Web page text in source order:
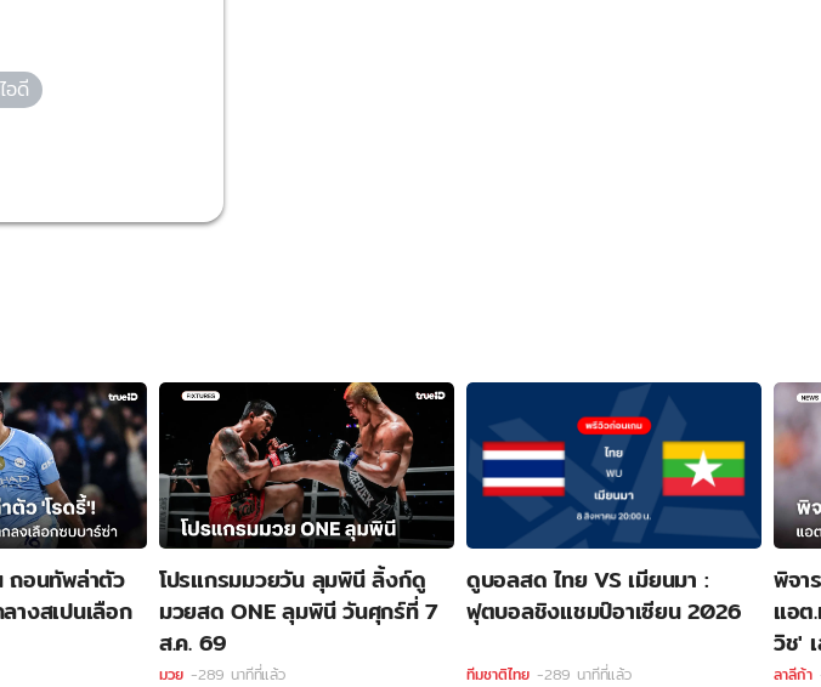
อดี
ถอนทัพล่าตัว
างสเปนเลือก
โปรแกรมมวยวัน ลุมพินี ลิ้งก์ดู
มวยสด ONE ลุมพินี วันศุกร์ที่ 7
ส.ค. 69
มวย -289 นาทีที่แล้ว
ดูบอลสด ไทย VS เมียนมา :
ฟุตบอลชิงแชมป์อาเซียน 2026
ทีมชาติไทย -289 นาทีที่แล้ว
พิจา
แอต
วิช'
ลาลีก้า